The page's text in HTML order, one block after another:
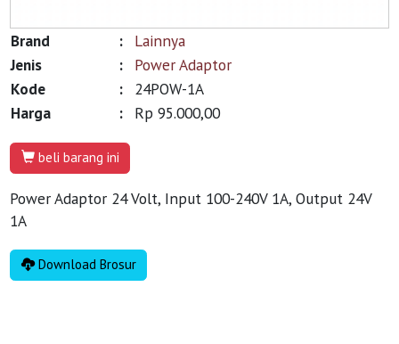
Brand :
Lainnya
Jenis
:
Power Adaptor
Kode
:
24POW-1A
Harga
: Rp 95.000,00
beli barang ini
Power Adaptor 24 Volt, Input 100-240V 1A, Output 24V
1A
Download Brosur